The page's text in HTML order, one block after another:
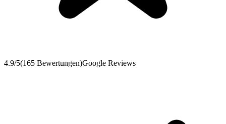
4.9/5(165 Bewertungen)Google Reviews